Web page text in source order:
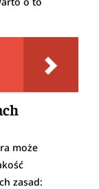
może
zasad: